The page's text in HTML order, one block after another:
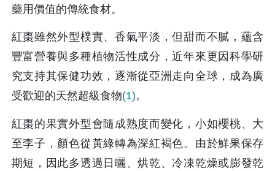
藥用價值的傳統食材。
紅棗雖然外型樸實、香氣平淡，但甜而不膩，蘊含
豐富營養與多種植物活性成分，近年來更因科學研
究支持其保健功效，逐漸從亞洲走向全球，成為廣
受歡迎的天然超級食物(1)。
紅棗的果實外型會隨成熟度而變化，小如櫻桃、大
至李子，顏色從黃綠轉為深紅褐色。由於鮮果保存
期短，因此多透過日曬、烘乾、冷凍乾燥或膨發乾